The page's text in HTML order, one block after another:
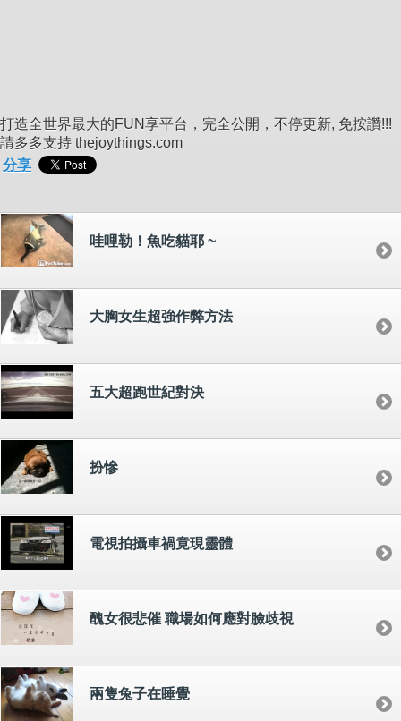
打造全世界最大的FUN享平台，完全公開，不停更新, 免按讚!!!
請多多支持 thejoythings.com
分享
哇哩勒！魚吃貓耶 ~
大胸女生超強作弊方法
五大超跑世紀對決
扮慘
電視拍攝車禍竟現靈體
醜女很悲催 職場如何應對臉歧視
兩隻兔子在睡覺